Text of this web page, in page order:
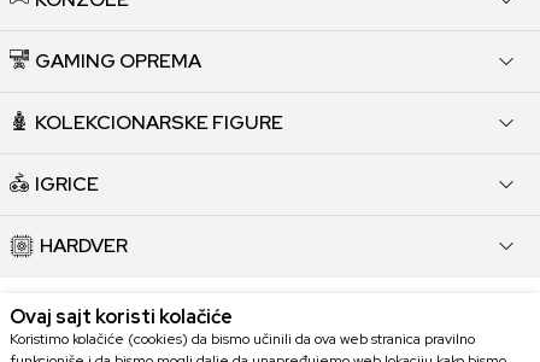
GAMING OPREMA
KOLEKCIONARSKE FIGURE
IGRICE
HARDVER
KORISNI LINKOVI
Ovaj sajt koristi kolačiće
Koristimo kolačiće (cookies) da bismo učinili da ova web stranica pravilno